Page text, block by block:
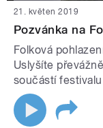
21. květen 2019
Pozvánka na
Folková
Uslyšíte
součástí